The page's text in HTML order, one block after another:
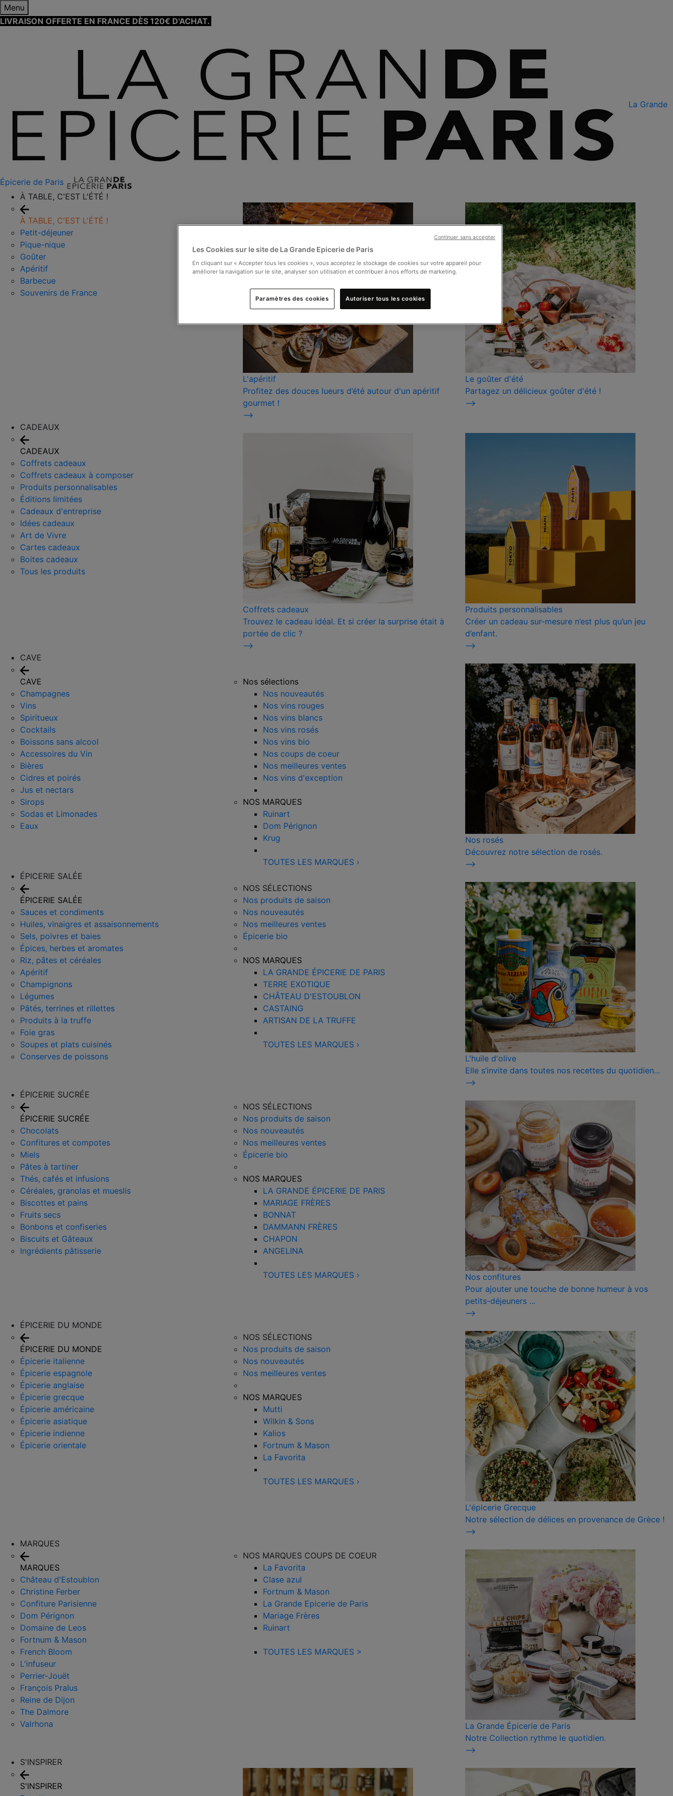
Menu
LIVRAISON OFFERTE EN FRANCE DÈS 120€ D'ACHAT.
La Grande
Épicerie de Paris
À TABLE, C'EST L'ÉTÉ !
À TABLE, C'EST L'ÉTÉ !
Petit-déjeuner
Pique-nique
Goûter
Apéritif
Barbecue
Souvenirs de France
L'apéritif
Profitez des douces lueurs d’été autour d'un apéritif
gourmet !
⟶
Le goûter d'été
Partagez un délicieux goûter d'été !
⟶
CADEAUX
CADEAUX
Coffrets cadeaux
Coffrets cadeaux à composer
Produits personnalisables
Éditions limitées
Cadeaux d'entreprise
Idées cadeaux
Art de Vivre
Cartes cadeaux
Boites cadeaux
Tous les produits
Coffrets cadeaux
Trouvez le cadeau idéal. Et si créer la surprise était à
portée de clic ?
⟶
Produits personnalisables
Créer un cadeau sur-mesure n’est plus qu’un jeu
d’enfant.
⟶
CAVE
CAVE
Champagnes
Vins
Spiritueux
Cocktails
Boissons sans alcool
Accessoires du Vin
Bières
Cidres et poirés
Jus et nectars
Sirops
Sodas et Limonades
Eaux
Nos sélections
Nos nouveautés
Nos vins rouges
Nos vins blancs
Nos vins rosés
Nos vins bio
Nos coups de coeur
Nos meilleures ventes
Nos vins d'exception
NOS MARQUES
Ruinart
Dom Pérignon
Krug
TOUTES LES MARQUES ›
Nos rosés
Découvrez notre sélection de rosés.
⟶
ÉPICERIE SALÉE
ÉPICERIE SALÉE
Sauces et condiments
Huiles, vinaigres et assaisonnements
Sels, poivres et baies
Épices, herbes et aromates
Riz, pâtes et céréales
Apéritif
Champignons
Légumes
Pâtés, terrines et rillettes
Produits à la truffe
Foie gras
Soupes et plats cuisinés
Conserves de poissons
NOS SÉLECTIONS
Nos produits de saison
Nos nouveautés
Nos meilleures ventes
Épicerie bio
NOS MARQUES
LA GRANDE ÉPICERIE DE PARIS
TERRE EXOTIQUE
CHÂTEAU D'ESTOUBLON
CASTAING
ARTISAN DE LA TRUFFE
TOUTES LES MARQUES ›
L'huile d'olive
Elle s’invite dans toutes nos recettes du quotidien...
⟶
ÉPICERIE SUCRÉE
ÉPICERIE SUCRÉE
Chocolats
Confitures et compotes
Miels
Pâtes à tartiner
Thés, cafés et infusions
Céréales, granolas et mueslis
Biscottes et pains
Fruits secs
Bonbons et confiseries
Biscuits et Gâteaux
Ingrédients pâtisserie
NOS SÉLECTIONS
Nos produits de saison
Nos nouveautés
Nos meilleures ventes
Épicerie bio
NOS MARQUES
LA GRANDE ÉPICERIE DE PARIS
MARIAGE FRÈRES
BONNAT
DAMMANN FRÈRES
CHAPON
ANGELINA
TOUTES LES MARQUES ›
Nos confitures
Pour ajouter une touche de bonne humeur à vos
petits-déjeuners ...
⟶
ÉPICERIE DU MONDE
ÉPICERIE DU MONDE
Épicerie italienne
Épicerie espagnole
Épicerie anglaise
Épicerie grecque
Épicerie américaine
Épicerie asiatique
Épicerie indienne
Épicerie orientale
NOS SÉLECTIONS
Nos produits de saison
Nos nouveautés
Nos meilleures ventes
NOS MARQUES
Mutti
Wilkin & Sons
Kalios
Fortnum & Mason
La Favorita
TOUTES LES MARQUES ›
L'épicerie Grecque
Notre sélection de délices en provenance de Grèce !
⟶
MARQUES
MARQUES
Château d'Estoublon
Christine Ferber
Confiture Parisienne
Dom Pérignon
Domaine de Leos
Fortnum & Mason
French Bloom
L'infuseur
Perrier-Jouët
François Pralus
Reine de Dijon
The Dalmore
Valrhona
NOS MARQUES COUPS DE COEUR
La Favorita
Clase azul
Fortnum & Mason
La Grande Epicerie de Paris
Mariage Frères
Ruinart
TOUTES LES MARQUES >
La Grande Épicerie de Paris
Notre Collection rythme le quotidien.
⟶
S'INSPIRER
S'INSPIRER
Les Cookies sur le site de La Grande Epicerie de Paris
En cliquant sur « Accepter tous les cookies », vous acceptez le stockage de cookies sur votre appareil pour
améliorer la navigation sur le site, analyser son utilisation et contribuer à nos efforts de marketing.
Paramètres des cookies Autoriser tous les cookies
Continuer sans accepter